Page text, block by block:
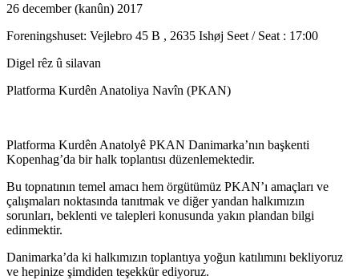
26 december (kanûn) 2017
Foreningshuset: Vejlebro 45 B , 2635 Ishøj Seet / Seat : 17:00
Digel rêz û silavan
Platforma Kurdên Anatoliya Navîn (PKAN)
Platforma Kurdên Anatolyê PKAN Danimarka’nın başkenti
Kopenhag’da bir halk toplantısı düzenlemektedir.
Bu topnatının temel amacı hem örgütümüz PKAN’ı amaçları ve
çalışmaları noktasında tanıtmak ve diğer yandan halkımızın
sorunları, beklenti ve talepleri konusunda yakın plandan bilgi
edinmektir.
Danimarka’da ki halkımızın toplantıya yoğun katılımını bekliyoruz
ve hepinize şimdiden teşekkür ediyoruz.